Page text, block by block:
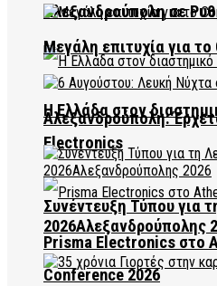
Αλεξανδρούπολη σε
Η Ελλάδα στον
Electronics
Prisma Electronics στο
Conference 2026
Μεγάλη επιτυχία για
Αλεξανδρούπολη:
Συνέντευξη Τύπου για
2026Αλεξανδρούπολης